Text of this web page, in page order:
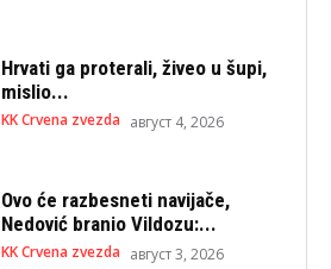
Hrvati ga proterali, živeo u šupi,
mislio...
KK Crvena zvezda август 4, 2026
Ovo će razbesneti navijače,
Nedović branio Vildozu:...
KK Crvena zvezda август 3, 2026